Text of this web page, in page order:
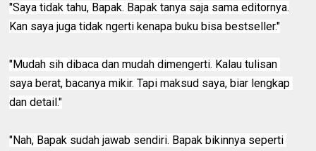
"Saya tidak tahu, Bapak. Bapak tanya saja sama editornya.
Kan saya juga tidak ngerti kenapa buku bisa bestseller."
"Mudah sih dibaca dan mudah dimengerti. Kalau tulisan
saya berat, bacanya mikir. Tapi maksud saya, biar lengkap
dan detail."
"Nah, Bapak sudah jawab sendiri. Bapak bikinnya seperti